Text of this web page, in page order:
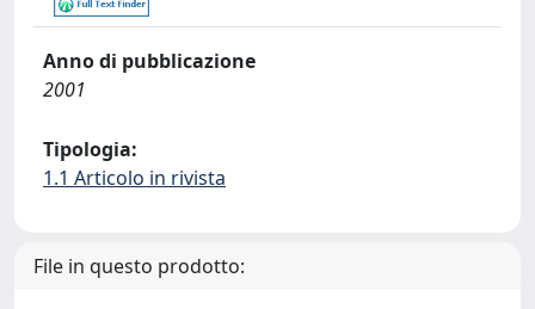
Anno di pubblicazione
2001
Tipologia:
1.1 Articolo in rivista
File in questo prodotto: